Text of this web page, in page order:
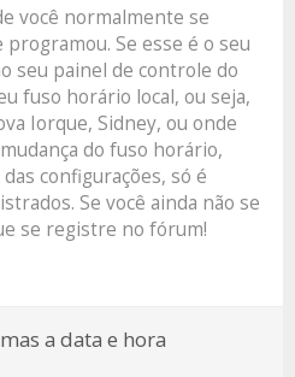
você normalmente se
Se esse é o seu
seu painel de controle do
fuso horário local, ou seja,
Iorque, Sidney, ou onde
do fuso horário,
configurações, só é
Se você ainda não se
se registre no fórum!
a data e hora